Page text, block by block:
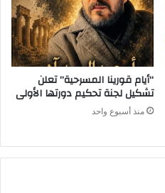
“أيام قورينا المسرحية” تعلن
تشكيل لجنة تحكيم دورتها الأولى
منذ أسبوع واحد